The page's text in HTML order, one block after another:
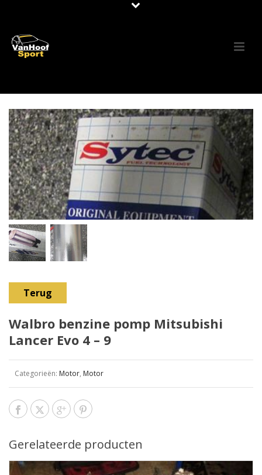
Terug
Walbro benzine pomp Mitsubishi
Lancer Evo 4 – 9
Categorieën: Motor, Motor
Gerelateerde producten